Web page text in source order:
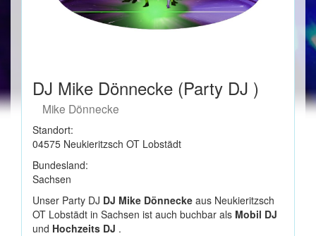
DJ Mike Dönnecke (Party DJ )
Mike Dönnecke
Standort:
04575 Neukieritzsch OT Lobstädt
Bundesland:
Sachsen
Unser Party DJ DJ Mike Dönnecke aus Neukieritzsch
OT Lobstädt in Sachsen ist auch buchbar als Mobil DJ
und Hochzeits DJ .